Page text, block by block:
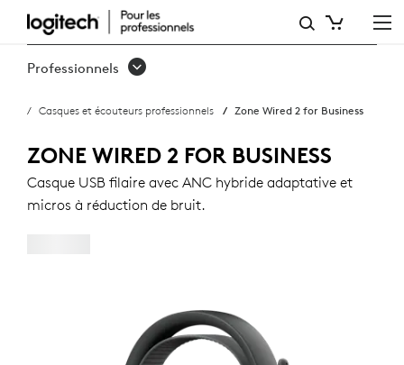
ZONE
WIRED
FOR
BUSINESS
Professionnels
Casques et écouteurs professionnels Zone Wired 2 for Business
ZONE WIRED 2 FOR BUSINESS
Casque USB filaire avec ANC hybride adaptative et
micros à réduction de bruit.